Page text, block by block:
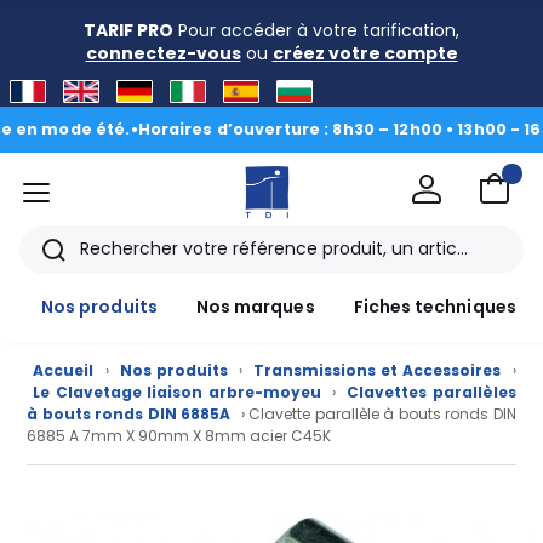
TARIF PRO Pour accéder à votre tarification,
connectez-vousou créez votre compte
été.•Horaires d’ouverture : 8h30 – 12h00 • 13h00 - 16h30 |
menu
Rechercher
Nos produits
Nos marques Fiches techniques
Accueil › Nos produits › Transmissions et Accessoires
›
Le Clavetage liaison arbre-moyeu
› Clavettes parallèles
à bouts ronds DIN 6885A › Clavette parallèle à bouts ronds DIN
6885 A 7mm X 90mm X 8mm acier C45K